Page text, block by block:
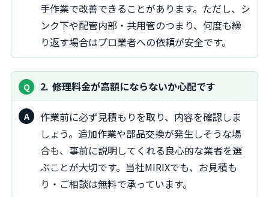
手作業で改善できることがあります。ただし、シ
ンク下や配管内部・共用管のつまり、何度も繰
り返す場合はプロ業者への依頼が安全です。
2 修理料金が高額にならないか心配です
作業前に必ず見積もりを取り、内容を確認しま
しょう。追加作業や部品交換が発生しそうな場
合も、事前に説明してくれる良心的な業者を選
ぶことが大切です。当社MIRIXでも、お見積も
り・ご相談は無料で承っています。